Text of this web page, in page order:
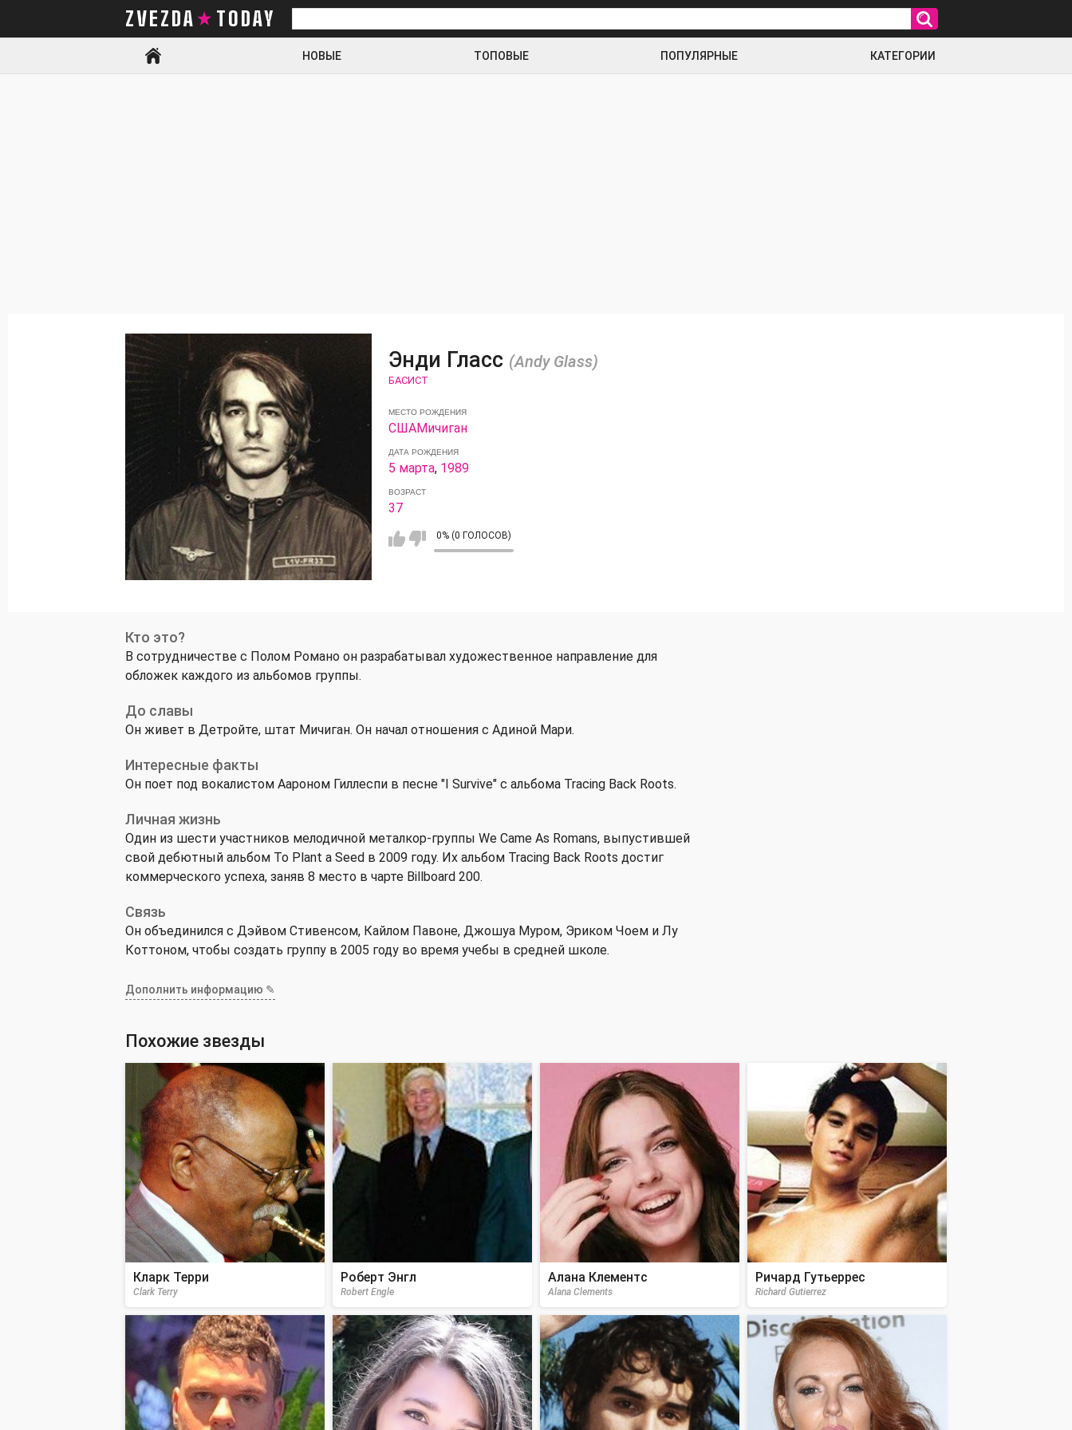
ZVEZDA TODAY
Искать
НОВЫЕ ТОПОВЫЕ ПОПУЛЯРНЫЕ КАТЕГОРИИ
Энди Гласс (Andy Glass)
БАСИСТ
МЕСТО РОЖДЕНИЯ
СШАМичиган
ДАТА РОЖДЕНИЯ
5 марта, 1989
ВОЗРАСТ
37
0% (0 ГОЛОСОВ)
Кто это?
В сотрудничестве с Полом Романо он разрабатывал художественное направление для
обложек каждого из альбомов группы.
До славы
Он живет в Детройте, штат Мичиган. Он начал отношения с Адиной Мари.
Интересные факты
Он поет под вокалистом Аароном Гиллеспи в песне "I Survive" с альбома Tracing Back Roots.
Личная жизнь
Один из шести участников мелодичной металкор-группы We Came As Romans, выпустившей
свой дебютный альбом To Plant a Seed в 2009 году. Их альбом Tracing Back Roots достиг
коммерческого успеха, заняв 8 место в чарте Billboard 200.
Связь
Он объединился с Дэйвом Стивенсом, Кайлом Павоне, Джошуа Муром, Эриком Чоем и Лу
Коттоном, чтобы создать группу в 2005 году во время учебы в средней школе.
Дополнить информацию ✎
Похожие звезды
Кларк Терри
Clark Terry
Роберт Энгл
Robert Engle
Алана Клементс
Alana Clements
Ричард Гутьеррес
Richard Gutierrez